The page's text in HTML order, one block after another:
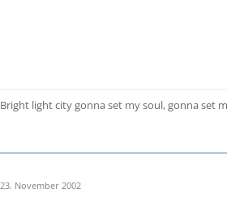
Bright light city gonna set my soul, gonna set
23. November 2002